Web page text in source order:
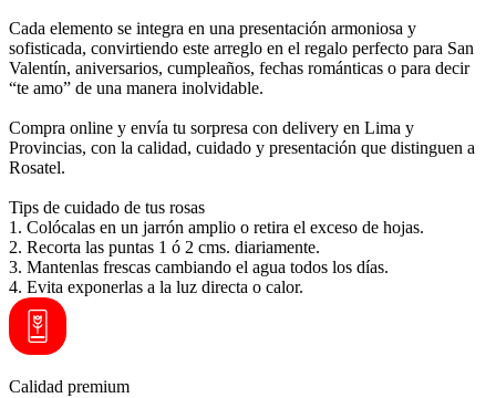
Cada elemento se integra en una presentación armoniosa y
sofisticada, convirtiendo este arreglo en el regalo perfecto para San
Valentín, aniversarios, cumpleaños, fechas románticas o para decir
“te amo” de una manera inolvidable.
Compra online y envía tu sorpresa con delivery en Lima y
Provincias, con la calidad, cuidado y presentación que distinguen a
Rosatel.
Tips de cuidado de tus rosas
1. Colócalas en un jarrón amplio o retira el exceso de hojas.
2. Recorta las puntas 1 ó 2 cms. diariamente.
3. Mantenlas frescas cambiando el agua todos los días.
4. Evita exponerlas a la luz directa o calor.
Calidad premium